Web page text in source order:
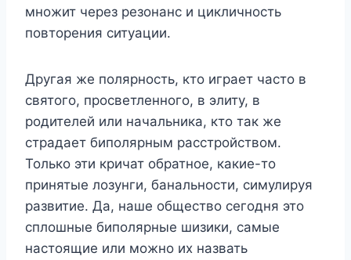
множит через резонанс и цикличность
повторения ситуации.
Другая же полярность, кто играет часто в
святого, просветленного, в элиту, в
родителей или начальника, кто так же
страдает биполярным расстройством.
Только эти кричат обратное, какие-то
принятые лозунги, банальности, симулируя
развитие. Да, наше общество сегодня это
сплошные биполярные шизики, самые
настоящие или можно их назвать